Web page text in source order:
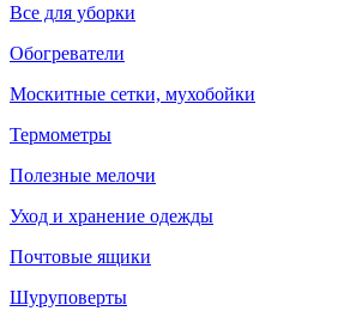
Все для уборки
Обогреватели
Москитные сетки, мухобойки
Термометры
Полезные мелочи
Уход и хранение одежды
Почтовые ящики
Шуруповерты